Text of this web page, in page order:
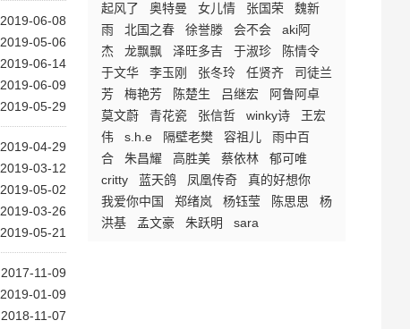
起风了
奥特曼 女儿情 张国荣
魏新
雨
北国之春 徐誉滕 会不会
aki阿
杰
龙飘飘 泽旺多吉 于淑珍
陈情令
于文华
李玉刚 张冬玲 任贤齐
司徒兰
芳
梅艳芳 陈楚生 吕继宏
阿鲁阿卓
莫文蔚
青花瓷 张信哲 winky诗
王宏
伟
s.h.e 隔壁老樊 容祖儿
雨中百
合
朱昌耀 高胜美 蔡依林
郁可唯
critty
蓝天鸽 凤凰传奇
真的好想你
我爱你中国
郑绪岚 杨钰莹 陈思思
杨
洪基
孟文豪 朱跃明 sara
2019-06-08
2019-05-06
2019-06-14
2019-06-09
2019-05-29
2019-04-29
2019-03-12
2019-05-02
2019-03-26
2019-05-21
2017-11-09
2019-01-09
2018-11-07